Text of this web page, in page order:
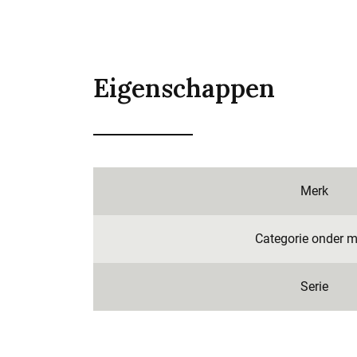
Eigenschappen
Merk
Categorie onder
Serie